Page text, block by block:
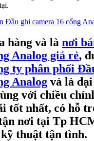
Đầu ghi camera 16 cổng
hàng và là nơi
Analog giá rẻ,
ty phân phối
Analog và là
với chiều
tốt nhất, có hỗ
nơi tại Tp
thuật tận tình.